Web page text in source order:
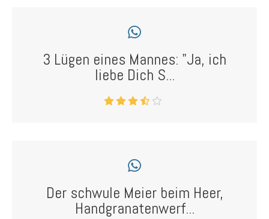
3 Lügen eines Mannes: "Ja, ich
liebe Dich S...
Der schwule Meier beim Heer,
Handgranatenwerf...